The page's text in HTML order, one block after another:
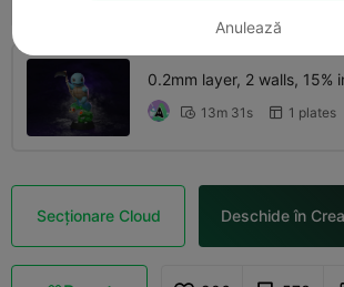
0.2mm layer, 2 walls, 15%
 13m 31s  1 plates
Secționare Cloud Deschide în
Anulează